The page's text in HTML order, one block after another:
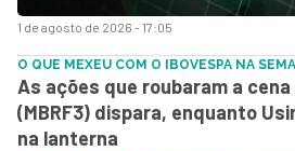
1 de agosto de 2026 - 17:05
O QUE MEXEU COM O IBOVESPA NA
As ações que roubaram a cena
(MBRF3) dispara, enquanto
na lanterna